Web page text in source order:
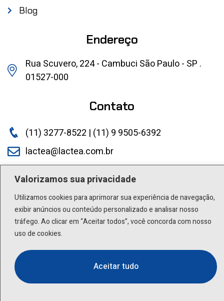
Valorizamos sua privacidade
Utilizamos cookies para aprimorar sua experiência de navegação,
exibir anúncios ou conteúdo personalizado e analisar nosso
tráfego. Ao clicar em “Aceitar todos”, você concorda com nosso
uso de cookies.
Aceitar tudo
Blog
Endereço
Rua Scuvero, 224 - Cambuci São Paulo - SP .
01527-000
Contato
(11) 3277-8522 | (11) 9 9505-6392
lactea@lactea.com.br
Social